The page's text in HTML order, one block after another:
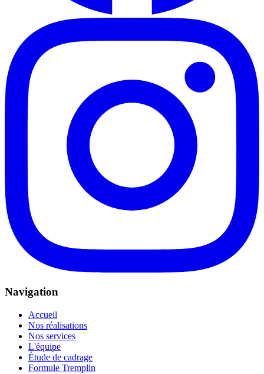
Navigation
Accueil
Nos réalisations
Nos services
L'équipe
Étude de cadrage
Formule Tremplin